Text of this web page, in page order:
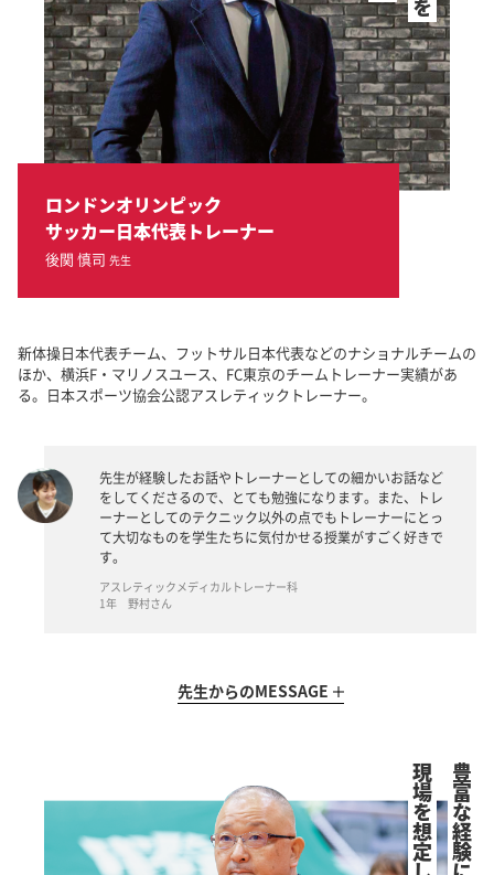
ロンドンオリンピック
サッカー日本代表トレーナー
後関 慎司 先生
新体操日本代表チーム、フットサル日本代表などのナショナルチームの
ほか、横浜F・マリノスユース、FC東京のチームトレーナー実績があ
る。日本スポーツ協会公認アスレティックトレーナー。
先生が経験したお話やトレーナーとしての細かいお話など
をしてくださるので、とても勉強になります。また、トレ
ーナーとしてのテクニック以外の点でもトレーナーにとっ
て大切なものを学生たちに気付かせる授業がすごく好きで
す。
アスレティックメディカルトレーナー科
1年 野村さん
先生からのMESSAGE